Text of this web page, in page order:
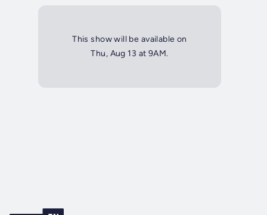
This show will be available on
Thu, Aug 13 at 9AM.